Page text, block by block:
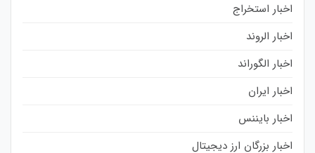
اخبار استخراج
اخبار الروند
اخبار الگوراند
اخبار ایران
اخبار بایننس
اخبار بزرگان ارز دیجیتال